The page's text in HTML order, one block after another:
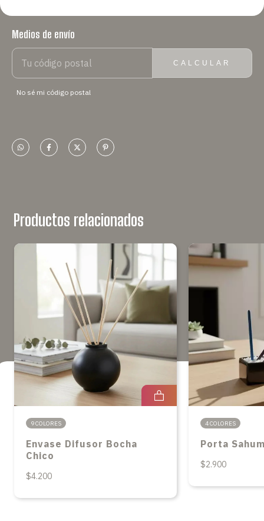
ENTREGAS PARA EL CP:
Medios de envío
CALCULAR
No sé mi código postal
Productos relacionados
9 COLORES
Envase Difusor Bocha
Chico
$4.200
4 COLORES
Porta
$2.900